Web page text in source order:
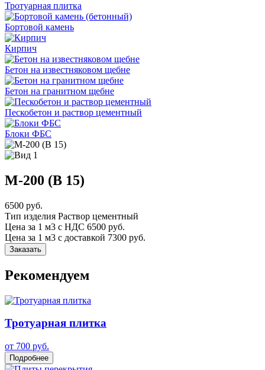
Тротуарная плитка
Бортовой камень
Кирпич
Бетон на известняковом щебне
Бетон на гранитном щебне
Пескобетон и раствор цементный
Блоки ФБС
М-200 (В 15)
6500 руб.
Тип изделия Раствор цементный
Цена за 1 м3 с НДС 6500 руб.
Цена за 1 м3 с доставкой 7300 руб.
Заказать
Рекомендуем
Тротуарная плитка
от 700 руб.
Подробнее